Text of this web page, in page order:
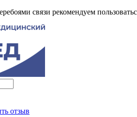
связи рекомендуем
отзыв